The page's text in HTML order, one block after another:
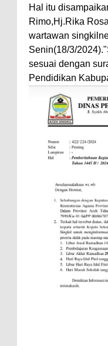
Hal itu
Rimo,Hj.Rika
wartawan
Senin(18/3/
sesuai dengan
Pendidikan